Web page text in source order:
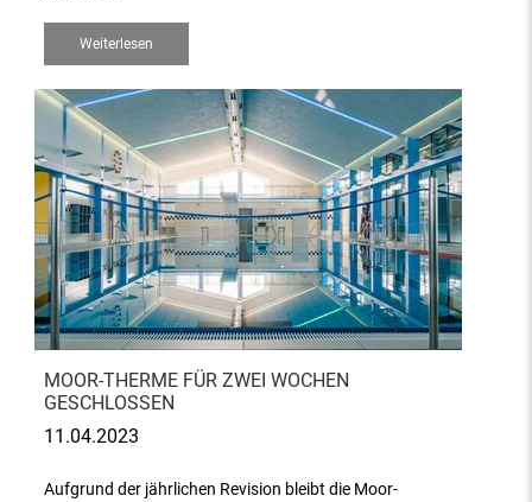
Weiterlesen
MOOR-THERME FÜR ZWEI WOCHEN
GESCHLOSSEN
11.04.2023
Aufgrund der jährlichen Revision bleibt die Moor-